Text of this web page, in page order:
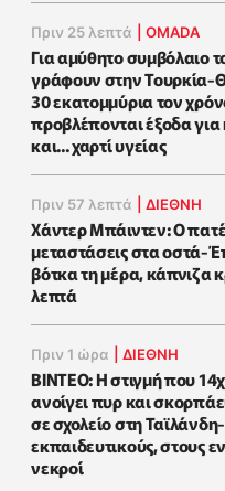
Πριν 25 λεπτά |OMADA
Για αμύθητο συμβόλαιο
γράφουν στην Τουρκία-
30 εκατομμύρια τον
προβλέπονται έξοδα
και... χαρτί υγείας
Πριν 57 λεπτά |ΔΙΕΘΝΗ
Χάντερ Μπάιντεν: Ο
μεταστάσεις στα οστά-
βότκα τη μέρα, κάπνιζα
λεπτά
Πριν 1 ώρα |ΔΙΕΘΝΗ
ΒΙΝΤΕΟ: Η στιγμή που
ανοίγει πυρ και
σε σχολείο στη
εκπαιδευτικούς, στους
νεκροί